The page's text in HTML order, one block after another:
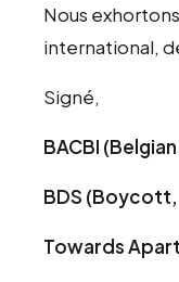
Nous
international,
Signé,
BACBI
BDS
Towards